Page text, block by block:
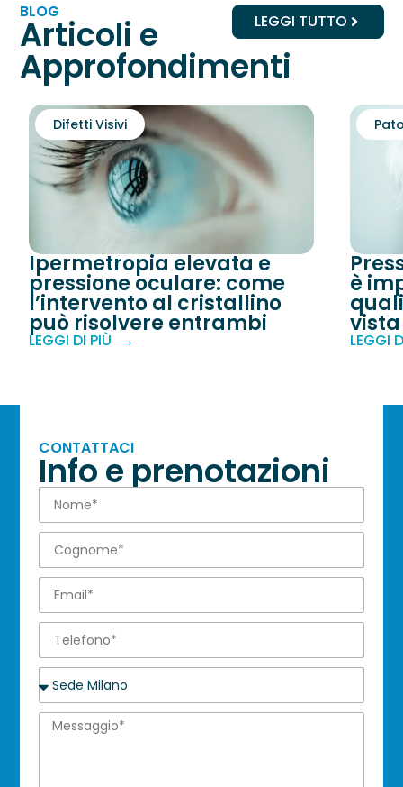
BLOG
Articoli e
Approfondimenti
LEGGI TUTTO
Ipermetropia elevata e
pressione oculare: come
l’intervento al cristallino
può risolvere entrambi
Difetti Visivi
LEGGI DI PIÙ
è
vista
LEGGI
CONTATTACI
Info e prenotazioni